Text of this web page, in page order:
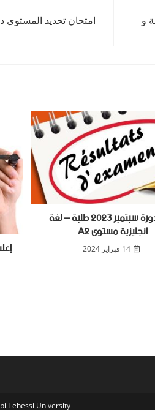
و
نتائج دورة سبتمبر 2023 طلبة – لغة
انجليزية مستوى A2
14 فبراير 2024
Tebessi University